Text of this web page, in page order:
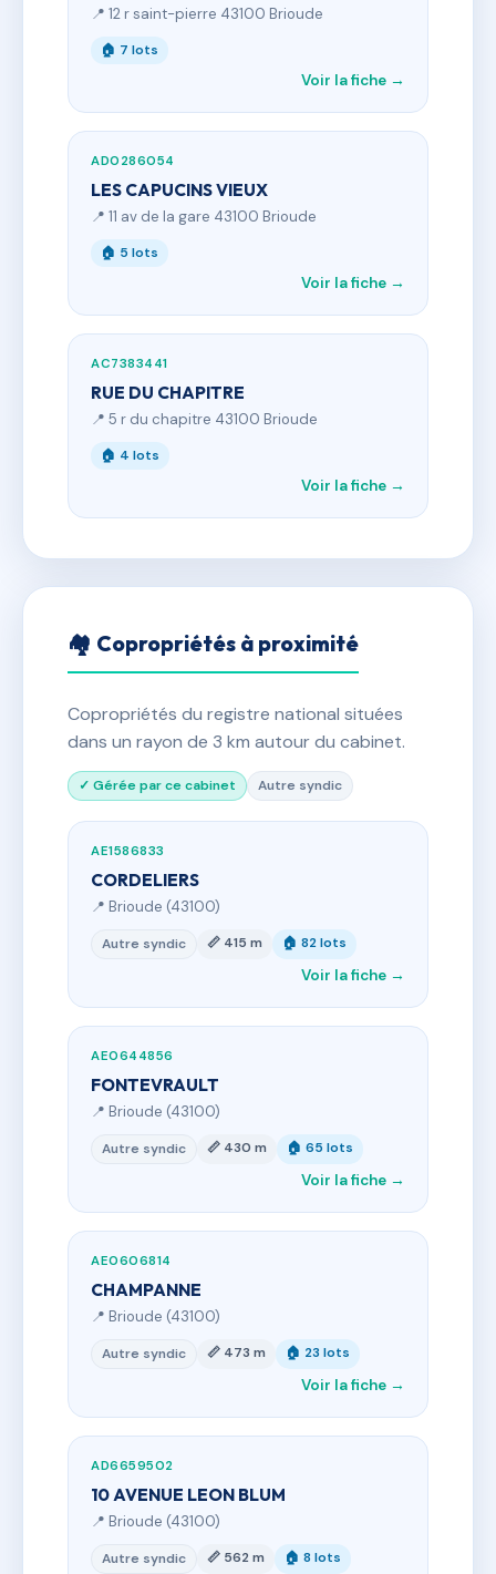
📍 12 r saint-pierre 43100 Brioude
🏠 7 lots
Voir la fiche →
AD0286054
LES CAPUCINS VIEUX
📍 11 av de la gare 43100 Brioude
🏠 5 lots
Voir la fiche →
AC7383441
RUE DU CHAPITRE
📍 5 r du chapitre 43100 Brioude
🏠 4 lots
Voir la fiche →
🏘 Copropriétés à proximité
Copropriétés du registre national situées
dans un rayon de 3 km autour du cabinet.
✓ Gérée par ce cabinet Autre syndic
AE1586833
CORDELIERS
📍 Brioude (43100)
Autre syndic 📏 415 m 🏠 82 lots
Voir la fiche →
AE0644856
FONTEVRAULT
📍 Brioude (43100)
Autre syndic 📏 430 m 🏠 65 lots
Voir la fiche →
AE0606814
CHAMPANNE
📍 Brioude (43100)
Autre syndic 📏 473 m 🏠 23 lots
Voir la fiche →
AD6659502
10 AVENUE LEON BLUM
📍 Brioude (43100)
Autre syndic 📏 562 m 🏠 8 lots